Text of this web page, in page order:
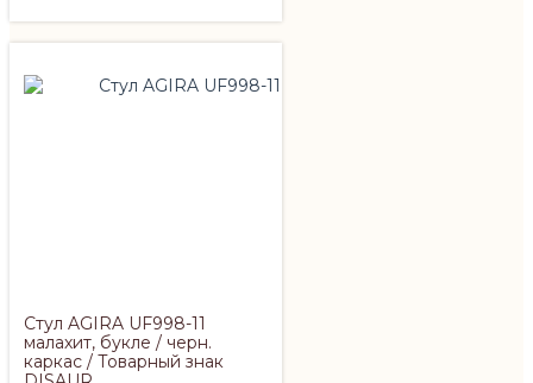
Стул AGIRA UF998-11
малахит, букле / черн.
каркас / Товарный знак